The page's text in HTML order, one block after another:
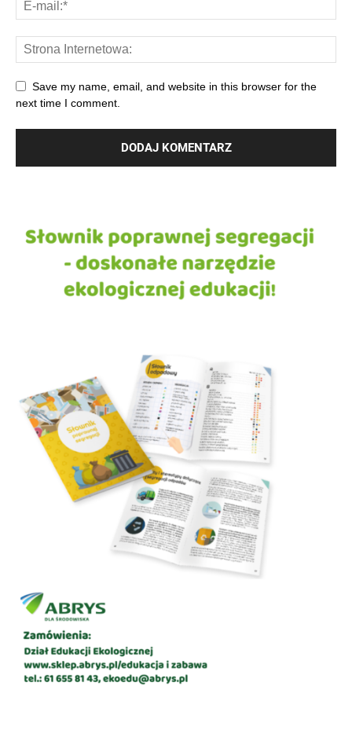
Save my name, email, and website in this browser for the
next time I comment.